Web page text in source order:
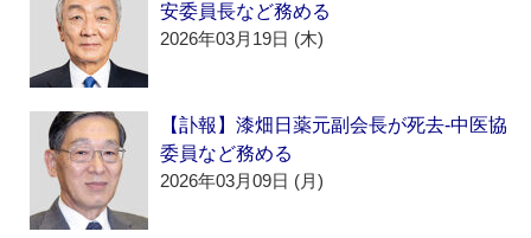
安委員長など務める
2026年03月19日 (木)
【訃報】漆畑日薬元副会長が死去‐中医協
委員など務める
2026年03月09日 (月)